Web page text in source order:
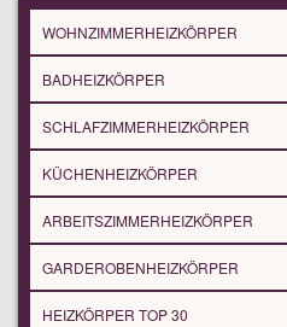
WOHNZIMMERHEIZKÖRPER
BADHEIZKÖRPER
SCHLAFZIMMERHEIZKÖRPER
KÜCHENHEIZKÖRPER
ARBEITSZIMMERHEIZKÖRPER
GARDEROBENHEIZKÖRPER
HEIZKÖRPER TOP 30